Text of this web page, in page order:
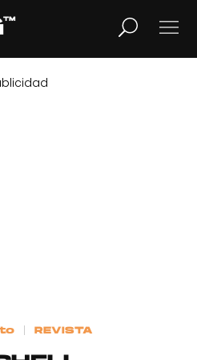
LIFESTYLE
REVISTA